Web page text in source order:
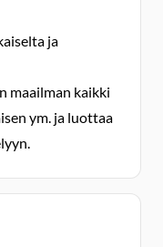
ja
maailman kaikki
ym. ja luottaa